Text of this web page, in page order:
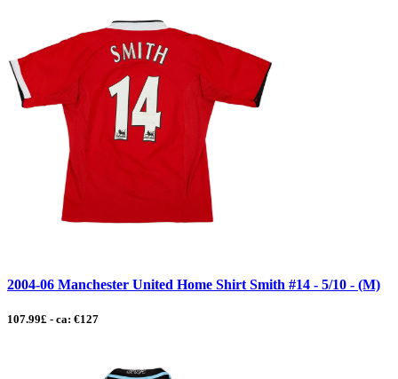
2004-06 Manchester United Home Shirt Smith #14 - 5/10 - (M)
107.99£ - ca: €127